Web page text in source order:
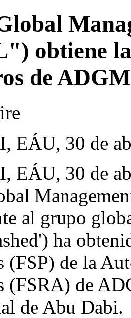
obtiene
de ADGM
EÁU, 30 de
EÁU, 30 de
al grupo
ha
(FSP) de la
(FSRA) de
de Abu Dabi.